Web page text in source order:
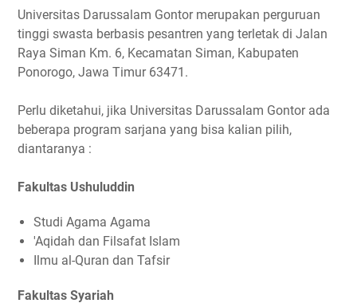
Universitas Darussalam Gontor merupakan perguruan
tinggi swasta berbasis pesantren yang terletak di Jalan
Raya Siman Km. 6, Kecamatan Siman, Kabupaten
Ponorogo, Jawa Timur 63471.
Perlu diketahui, jika Universitas Darussalam Gontor ada
beberapa program sarjana yang bisa kalian pilih,
diantaranya :
Fakultas Ushuluddin
Studi Agama Agama
'Aqidah dan Filsafat Islam
Ilmu al-Quran dan Tafsir
Fakultas Syariah